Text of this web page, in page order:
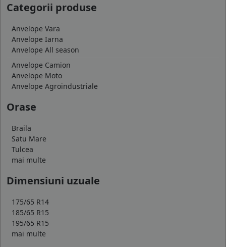
Categorii produse
Anvelope Vara
Anvelope Iarna
Anvelope All season
Anvelope Camion
Anvelope Moto
Anvelope Agroindustriale
Orase
Braila
Satu Mare
Tulcea
mai multe
Dimensiuni uzuale
175/65 R14
185/65 R15
195/65 R15
mai multe